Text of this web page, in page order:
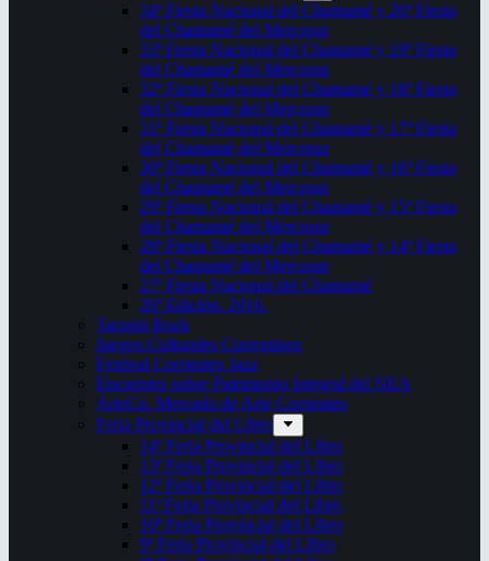
34ª Fiesta Nacional del Chamamé y 20ª Fiesta
del Chamamé del Mercosur
33ª Fiesta Nacional del Chamamé y 19ª Fiesta
del Chamamé del Mercosur
32ª Fiesta Nacional del Chamamé y 18ª Fiesta
del Chamamé del Mercosur
31ª Fiesta Nacional del Chamamé y 17ª Fiesta
del Chamamé del Mercosur
30ª Fiesta Nacional del Chamamé y 16ª Fiesta
del Chamamé del Mercosur
29ª Fiesta Nacional del Chamamé y 15ª Fiesta
del Chamamé del Mercosur
28ª Fiesta Nacional del Chamamé y 14ª Fiesta
del Chamamé del Mercosur
27ª Fiesta Nacional del Chamamé
26ª Edición. 2016.
Taragüi Rock
Juegos Culturales Correntinos
Festival Corrientes Jazz
Encuentro sobre Patrimonio Integral del NEA
ArteCo. Mercado de Arte Corrientes
Feria Provincial del Libro
14ª Feria Provincial del Libro
13ª Feria Provincial del Libro
12ª Feria Provincial del Libro
11ª Feria Provincial del Libro
10ª Feria Provincial del Libro
9ª Feria Provincial del Libro